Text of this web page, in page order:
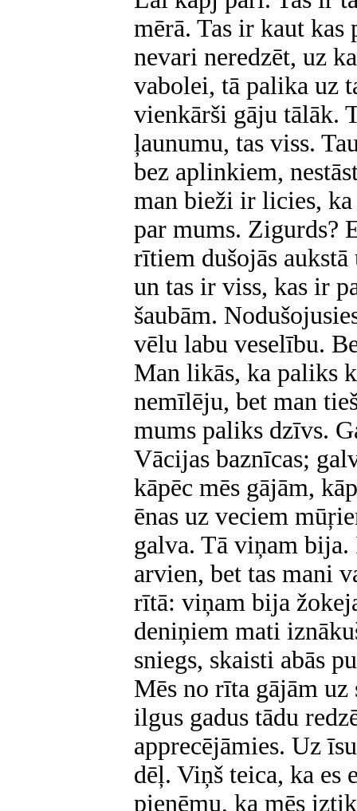
mērā. Tas ir kaut kas
nevari neredzēt, uz
vabolei, tā palika uz
vienkārši gāju tālāk.
ļaunumu, tas viss.
bez aplinkiem,
man bieži ir licies,
par mums. Zigurds?
rītiem dušojās
un tas ir viss, kas ir
šaubām.
vēlu labu veselību.
Man likās, ka paliks
nemīlēju, bet man
mums paliks dzīvs.
Vācijas baznīcas;
kāpēc mēs gājām,
ēnas uz veciem
galva. Tā viņam
arvien, bet tas mani
rītā: viņam bija
deniņiem mati
sniegs, skaisti abās
Mēs no rīta gājām
ilgus gadus tādu
apprecējāmies. Uz
dēļ. Viņš teica, ka es
pieņēmu, ka mēs